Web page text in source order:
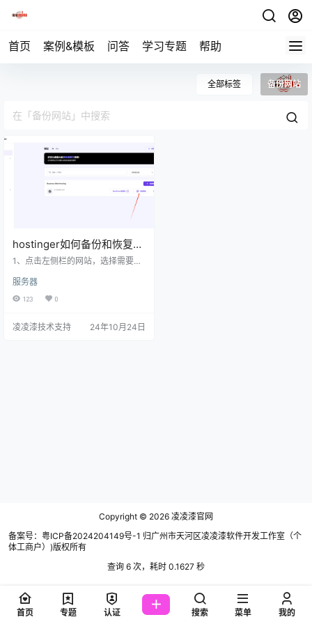
首页 案例&模板 问答 学习专题 帮助
全部标签 备份网站
hostinger如何备份和恢复备
份？
1、点击左侧栏的网站，选择需要备
2、点击概述主体中的备份和还原或
者左侧栏文件管理功能-备份与还原
服务器
123 0
凌凌漆技术支持 24年10月24日
Copyright © 2026 凌凌漆官网
备案号：粤ICP备2024204149号-1 归广州市天河区凌凌漆软件开发工作室（个
体工商户）)版权所有
查询 6 次，耗时 0.1627 秒
首页 专题 认证 搜索 菜单 我的